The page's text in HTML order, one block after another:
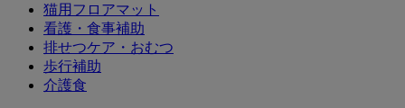
猫用フロアマット
看護・食事補助
排せつケア・おむつ
歩行補助
介護食